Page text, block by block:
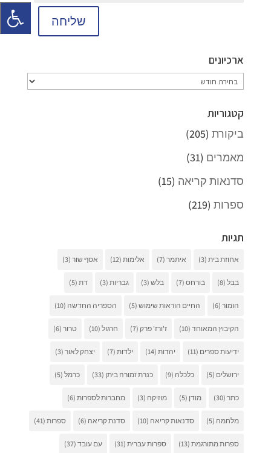
שליחה
ארכיונים
ארכיונים
קטגוריות
ביקורת(205)
מאמרים (31)
סדנאות קריאה (15)
ספרות(219)
תגיות
אחוזת בית(3) איתמר(7) אלימות(12) אסף שור(3)
בבל(8) בורחס(7) בלש(3) גבריות(3) דת(5)
הומור(6) החיים הוראות שימוש(5) הספריה החדשה (10)
הקיבוץ המאוחד(10) ז'ורז' פרק(7) חרגול(10) טרור(6)
ידיעות ספרים (11) יהדות(14) ילדות(7) יצחק לאור(3)
ירושלים (5) כלכלה (9) כנרת זמורה ביתן (33) כרמל(5)
כתר(30) מודן (5) מוזיקה (3) מחברות לספרות(6)
מלחמה (5) סדנאות קריאה (10) סדנת קריאה (6) ספרות(41)
ספרות מתורגמת(13) ספרות עברית(31) עם עובד(37)